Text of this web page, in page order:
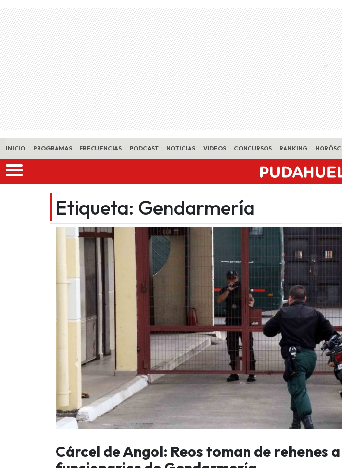
Skip to main content
INICIO PROGRAMAS FRECUENCIAS PODCAST NOTICIAS VIDEOS CONCURSOS RANKING
Etiqueta: Gendarmería
Cárcel de Angol: Reos toman de rehenes